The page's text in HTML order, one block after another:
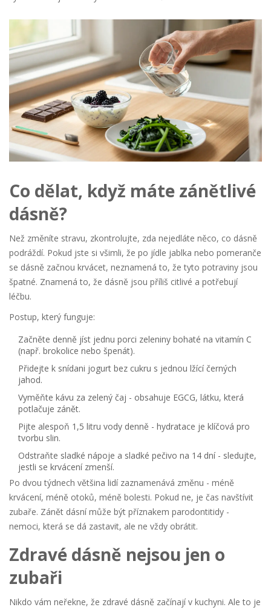
Co dělat, když máte zánětlivé
dásně?
Než změníte stravu, zkontrolujte, zda nejedláte něco, co dásně
podráždí. Pokud jste si všimli, že po jídle jablka nebo pomeranče
se dásně začnou krvácet, neznamená to, že tyto potraviny jsou
špatné. Znamená to, že dásně jsou příliš citlivé a potřebují
léčbu.
Postup, který funguje:
Začněte denně jíst jednu porci zeleniny bohaté na vitamín C
(např. brokolice nebo špenát).
Přidejte k snídani jogurt bez cukru s jednou lžící černých
jahod.
Vyměňte kávu za zelený čaj - obsahuje EGCG, látku, která
potlačuje zánět.
Pijte alespoň 1,5 litru vody denně - hydratace je klíčová pro
tvorbu slin.
Odstraňte sladké nápoje a sladké pečivo na 14 dní - sledujte,
jestli se krvácení zmenší.
Po dvou týdnech většina lidí zaznamenává změnu - méně
krvácení, méně otoků, méně bolesti. Pokud ne, je čas navštívit
zubaře. Zánět dásní může být příznakem parodontitidy -
nemoci, která se dá zastavit, ale ne vždy obrátit.
Zdravé dásně nejsou jen o
zubaři
Nikdo vám neřekne, že zdravé dásně začínají v kuchyni. Ale to je